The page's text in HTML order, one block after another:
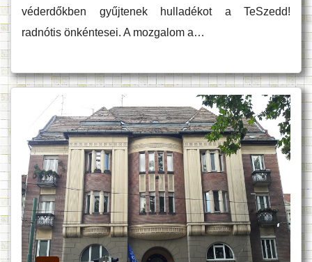
véderdőkben gyűjtenek hulladékot a TeSzedd!
radnótis önkéntesei. A mozgalom a…